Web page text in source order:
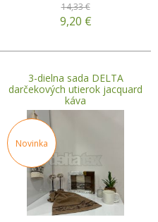
14,33 €
9,20 €
3-dielna sada DELTA
darčekových utierok jacquard
káva
Novinka